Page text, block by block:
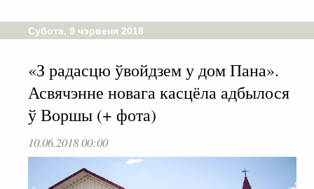
Субота, 9 чэрвеня 2018
«З радасцю ўвойдзем у дом Пана».
Асвячэнне новага касцёла адбылося
ў Воршы (+ фота)
10.06.2018 00:00